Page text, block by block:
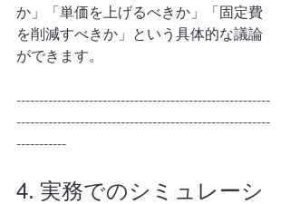
か」「単価を上げるべきか」「固定費
を削減すべきか」という具体的な議論
ができます。
--------------------------------------------------------
--------------------------------------------------------
-----------
4. 実務でのシミュレーシ